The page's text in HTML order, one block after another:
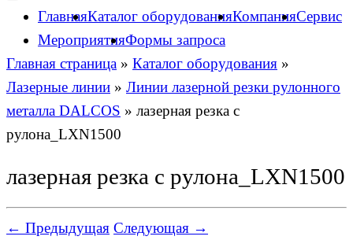
ГлавнаяКаталог оборудованияКомпанияСервис
МероприятияФормы запроса
Главная страница » Каталог оборудования »
Лазерные линии » Линии лазерной резки рулонного
металла DALCOS » лазерная резка с
рулона_LXN1500
лазерная резка с рулона_LXN1500
← Предыдущая Следующая →